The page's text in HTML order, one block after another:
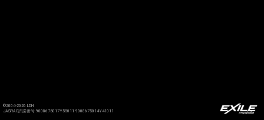
©2004-2026 LDH
JASRAC許諾番号 9008675017Y55011 9008675014Y41011